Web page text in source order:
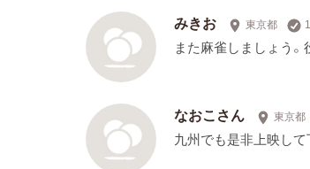
みきお 東京都
また麻雀しましょう。
なおこさん 東京都
九州でも是非上映して